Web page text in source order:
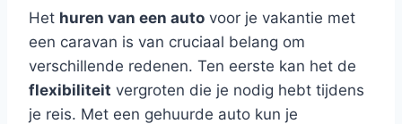
Het huren van een auto voor je vakantie met
een caravan is van cruciaal belang om
verschillende redenen. Ten eerste kan het de
flexibiliteit vergroten die je nodig hebt tijdens
je reis. Met een gehuurde auto kun je